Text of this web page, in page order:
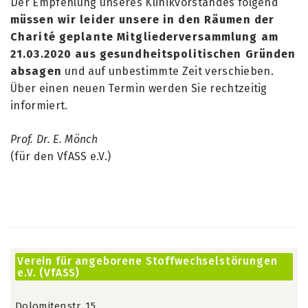
müssen wir leider unsere in den Räumen der
Charité geplante Mitgliederversammlung am
21.03.2020 aus gesundheitspolitischen Gründen
absagen und auf unbestimmte Zeit verschieben.
Über einen neuen Termin werden Sie rechtzeitig
informiert.
Prof. Dr. E. Mönch
(für den VfASS e.V.)
Verein für angeborene Stoffwechselstörungen
e.V. (VfASS)